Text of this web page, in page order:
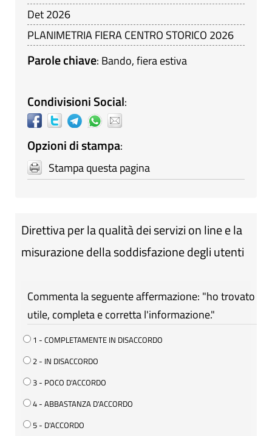
Det 2026
PLANIMETRIA FIERA CENTRO STORICO 2026
Parole chiave: Bando,fiera estiva
Condivisioni Social:
Opzioni di stampa:
Stampa questa pagina
Direttiva per la qualità dei servizi on line e la
misurazione della soddisfazione degli utenti
Commenta la seguente affermazione: "ho trovato
utile, completa e corretta l'informazione."
1 - COMPLETAMENTE IN DISACCORDO
2 - IN DISACCORDO
3 - POCO D'ACCORDO
4 - ABBASTANZA D'ACCORDO
5 - D'ACCORDO